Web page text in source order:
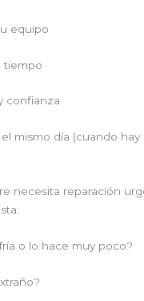
equipo
tiempo
confianza
mismo día (cuando hay
necesita reparación
o lo hace muy poco?